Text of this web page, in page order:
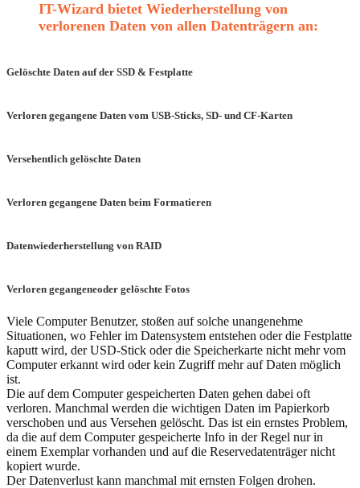
IT-Wizard bietet Wiederherstellung von
verlorenen Daten von allen Datenträgern an:
Gelöschte Daten auf der SSD & Festplatte
Verloren gegangene Daten vom USB-Sticks, SD- und CF-Karten
Versehentlich gelöschte Daten
Verloren gegangene Daten beim Formatieren
Datenwiederherstellung von RAID
Verloren gegangeneoder gelöschte Fotos
Viele Computer Benutzer, stoßen auf solche unangenehme
Situationen, wo Fehler im Datensystem entstehen oder die Festplatte
kaputt wird, der USD-Stick oder die Speicherkarte nicht mehr vom
Computer erkannt wird oder kein Zugriff mehr auf Daten möglich
ist.
Die auf dem Computer gespeicherten Daten gehen dabei oft
verloren. Manchmal werden die wichtigen Daten im Papierkorb
verschoben und aus Versehen gelöscht. Das ist ein ernstes Problem,
da die auf dem Computer gespeicherte Info in der Regel nur in
einem Exemplar vorhanden und auf die Reservedatenträger nicht
kopiert wurde.
Der Datenverlust kann manchmal mit ernsten Folgen drohen.